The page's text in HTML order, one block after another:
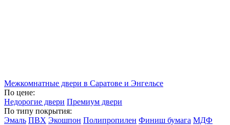
Межкомнатные двери в Саратове и Энгельсе
По цене:
Недорогие двери Премиум двери
По типу покрытия:
Эмаль ПВХ Экошпон Полипропилен Финиш бумага МДФ